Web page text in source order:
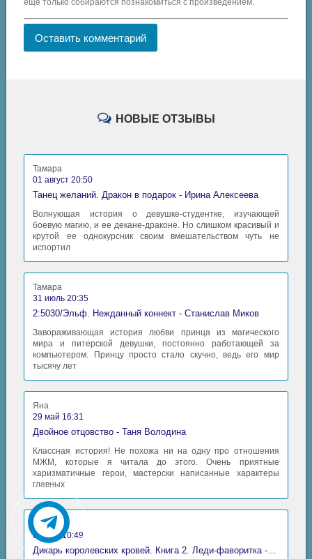
еще только собираются познакомиться с произведением.
Оставить комментарий
НОВЫЕ ОТЗЫВЫ
Тамара
01 август 20:50
Танец желаний. Дракон в подарок - Ирина Алексеева
Волнующая история о девушке-студентке, изучающей
боевую магию, и ее декане-драконе. Но слишком красивый и
крутой ее однокурсник своим вмешательством чуть не
испортил
Тамара
31 июль 20:35
2:5030/Эльф. Нежданный коннект - Станислав Миков
Завораживающая история любви принца из магического
мира и питерской девушки, постоянно работающей за
компьютером. Принцу просто стало скучно, ведь его мир
тысячу лет
Яна
29 май 16:31
Двойное отцовство - Таня Володина
Классная история! Не похожа ни на одну про отношения
МЖМ, которые я читала до этого. Очень приятные
харизматичные герои, мастерски написанные характеры
главных
Аида
06 май 10:49